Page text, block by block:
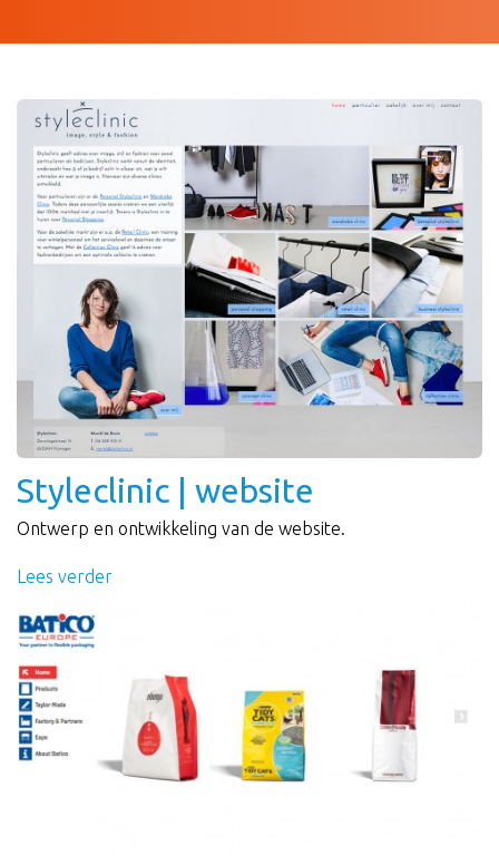
Styleclinic | website
Ontwerp en ontwikkeling van de website.
Lees verder